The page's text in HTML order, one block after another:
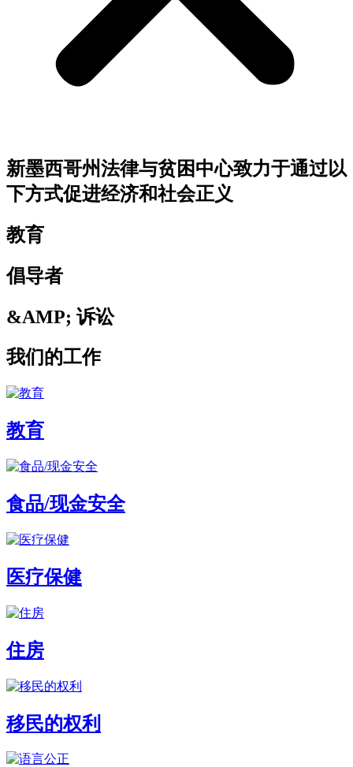
新墨西哥州法律与贫困中心致力于通过以
下方式促进经济和社会正义
教育
倡导者
&AMP; 诉讼
我们的工作
教育
食品/现金安全
医疗保健
住房
移民的权利